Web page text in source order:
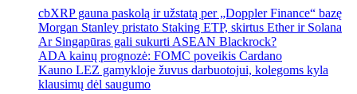
cbXRP gauna paskolą ir užstatą per „Doppler Finance“ bazę
Morgan Stanley pristato Staking ETP, skirtus Ether ir Solana
Ar Singapūras gali sukurti ASEAN Blackrock?
ADA kainų prognozė: FOMC poveikis Cardano
Kauno LEZ gamykloje žuvus darbuotojui, kolegoms kyla
klausimų dėl saugumo